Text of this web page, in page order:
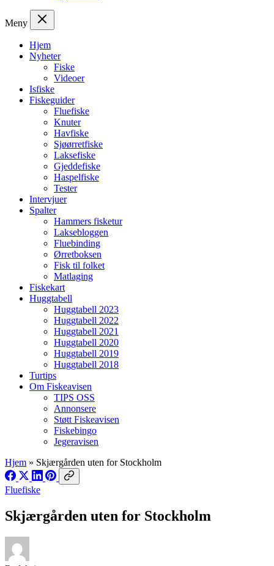
Meny
Hjem
Nyheter
Fiske
Videoer
Isfiske
Fiskeguider
Fluefiske
Knuter
Havfiske
Sjøørretfiske
Laksefiske
Gjeddefiske
Haspelfiske
Tester
Intervjuer
Spalter
Hammers fisketur
Laksebloggen
Fluebinding
Ørretboksen
Fisk til folket
Matlaging
Fiskekart
Huggtabell
Huggtabell 2023
Huggtabell 2022
Huggtabell 2021
Huggtabell 2020
Huggtabell 2019
Huggtabell 2018
Turtips
Om Fiskeavisen
TIPS OSS
Annonsere
Støtt Fiskeavisen
Fiskebingo
Jegeravisen
Hjem » Skjærgården uten for Stockholm
Fluefiske
Skjærgården uten for Stockholm